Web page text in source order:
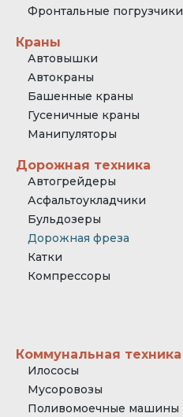
Фронтальные погрузчики
Краны
Автовышки
Автокраны
Башенные краны
Гусеничные краны
Манипуляторы
Дорожная техника
Автогрейдеры
Асфальтоукладчики
Бульдозеры
Дорожная фреза
Катки
Компрессоры
Коммунальная техника
Илососы
Мусоровозы
Поливомоечные машины